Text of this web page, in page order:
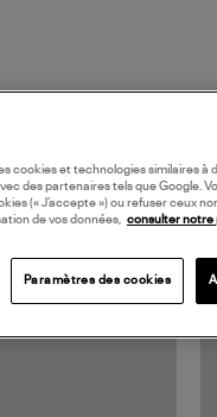
cookies et technologies similaires
des partenaires tels que Google.
(« J’accepte ») ou refuser ceux
de vos données, consulter notre
Paramètres des cookies